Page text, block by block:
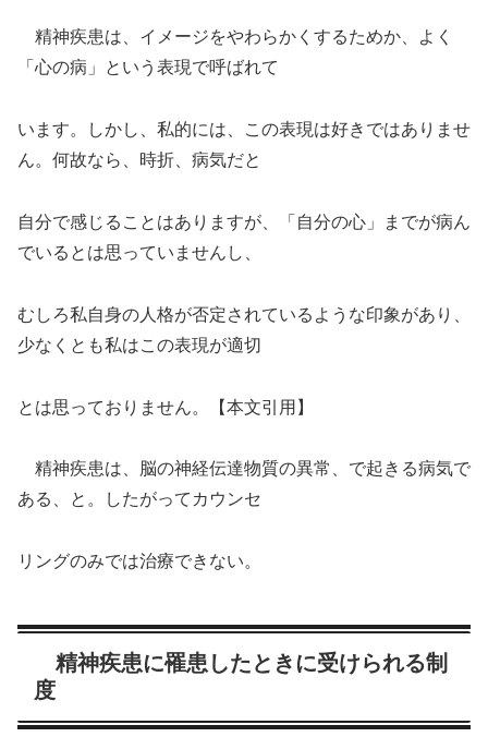
精神疾患は、イメージをやわらかくするためか、よく
「心の病」という表現で呼ばれて
います。しかし、私的には、この表現は好きではありませ
ん。何故なら、時折、病気だと
自分で感じることはありますが、「自分の心」までが病ん
でいるとは思っていませんし、
むしろ私自身の人格が否定されているような印象があり、
少なくとも私はこの表現が適切
とは思っておりません。【本文引用】
精神疾患は、脳の神経伝達物質の異常、で起きる病気で
ある、と。したがってカウンセ
リングのみでは治療できない。
精神疾患に罹患したときに受けられる制
度